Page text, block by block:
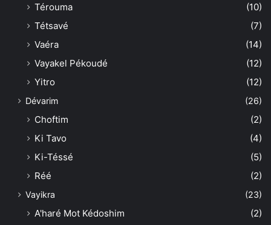
Térouma
(10)
Tétsavé
(7)
Vaéra
(14)
Vayakel Pékoudé
(12)
Yitro
(12)
Dévarim (26)
Choftim
(2)
Ki Tavo
(4)
Ki-Téssé
(5)
Réé
(2)
Vayikra (23)
A'haré Mot Kédoshim
(2)